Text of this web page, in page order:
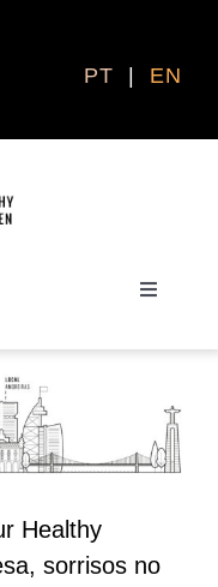
PT EN
Toggle
Healthy
sorrisos no